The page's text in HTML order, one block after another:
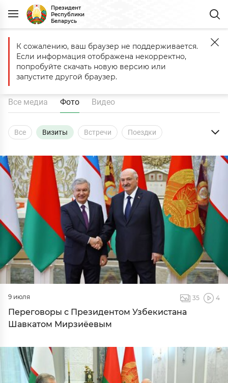
Президент
Республики
Беларусь
Главная Медиа Фото Визиты
Фото
Все медиа Фото Видео
Все Визиты Встречи Поездки
Совещания Выступления Интервью Кадры
Награды Церемонии
9 июля 35 4
Переговоры с Президентом Узбекистана
Шавкатом Мирзиёевым
К сожалению, ваш браузер не поддерживается.
Если информация отображена некорректно,
попробуйте скачать новую версию или
запустите другой браузер.